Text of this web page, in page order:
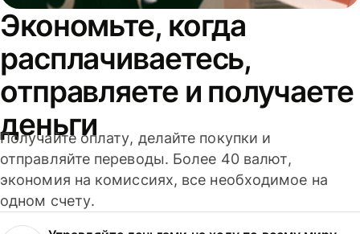
Экономьте, когда
расплачиваетесь,
отправляете и получаете
деньги
Получайте оплату, делайте покупки и
отправляйте переводы. Более 40 валют,
экономия на комиссиях, все необходимое на
одном счету.